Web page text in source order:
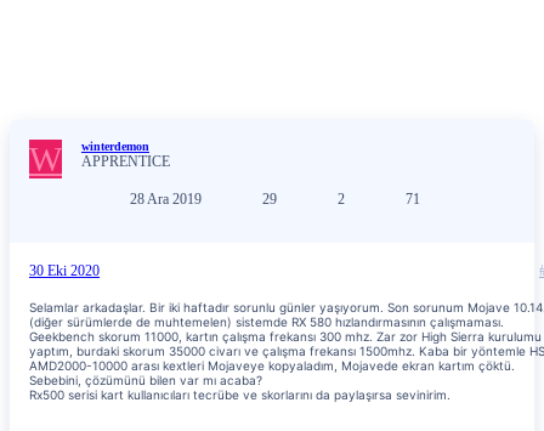
W winterdemon
APPRENTICE
28 Ara 2019 29 2 71
30 Eki 2020
Selamlar arkadaşlar. Bir iki haftadır sorunlu günler yaşıyorum. Son sorunum Mojave
(diğer sürümlerde de muhtemelen) sistemde RX 580 hızlandırmasının çalışmaması.
Geekbench skorum 11000, kartın çalışma frekansı 300 mhz. Zar zor High Sierra kurulumu
yaptım, burdaki skorum 35000 civarı ve çalışma frekansı 1500mhz. Kaba bir yöntemle HS
AMD2000-10000 arası kextleri Mojaveye kopyaladım, Mojavede ekran kartım çöktü.
Sebebini, çözümünü bilen var mı acaba?
Rx500 serisi kart kullanıcıları tecrübe ve skorlarını da paylaşırsa sevinirim.